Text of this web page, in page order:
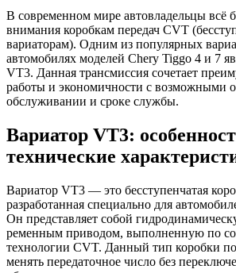
В современном мире автовладельцы всё
внимания коробкам передач CVT
вариаторам). Одним из популярных
автомобилях моделей Chery Tiggo 4 и 7
VT3. Данная трансмиссия сочетает
работы и экономичности с возможными
обслуживании и сроке службы.
Вариатор VT3:
технические
Вариатор VT3 — это бесступенчатая
разработанная специально для
Он представляет собой
ременным приводом, выполненную по
технологии CVT. Данный тип коробки
менять передаточное число без